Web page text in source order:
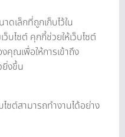
เล็กที่ถูกเก็บไว้ใน
ไซต์ คุกกี้ช่วยให้เว็บไซต์
คุณเพื่อให้การเข้าถึง
ยิ่งขึ้น
ไซต์สามารถทำงานได้อย่าง